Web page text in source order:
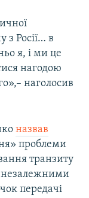
з Росії… в
я, і ми це
нагодою
наголосив
назвав
проблеми
транзиту
незалежними
передачі